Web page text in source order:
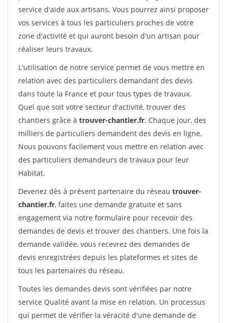
service d'aide aux artisans. Vous pourrez ainsi proposer
vos services à tous les particuliers proches de votre
zone d'activité et qui auront besoin d'un artisan pour
réaliser leurs travaux.
L'utilisation de notre service permet de vous mettre en
relation avec des particuliers demandant des devis
dans toute la France et pour tous types de travaux.
Quel que soit votre secteur d'activité, trouver des
chantiers grâce à trouver-chantier.fr. Chaque jour, des
milliers de particuliers demandent des devis en ligne.
Nous pouvons facilement vous mettre en relation avec
des particuliers demandeurs de travaux pour leur
Habitat.
Devenez dès à présent partenaire du réseau trouver-
chantier.fr, faites une demande gratuite et sans
engagement via notre formulaire pour recevoir des
demandes de devis et trouver des chantiers. Une fois la
demande validée, vous recevrez des demandes de
devis enregistrées depuis les plateformes et sites de
tous les partenaires du réseau.
Toutes les demandes devis sont vérifiées par notre
service Qualité avant la mise en relation. Un processus
qui permet de vérifier la véracité d'une demande de